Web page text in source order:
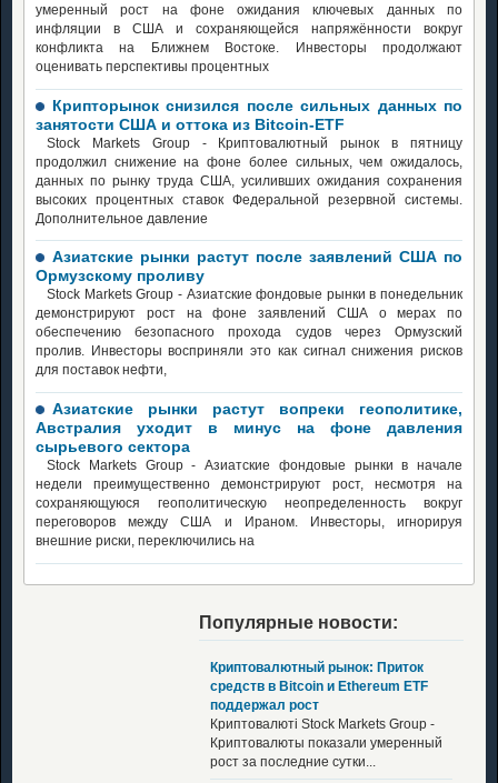
умеренный рост на фоне ожидания ключевых данных по
инфляции в США и сохраняющейся напряжённости вокруг
конфликта на Ближнем Востоке. Инвесторы продолжают
оценивать перспективы процентных
Крипторынок снизился после сильных данных по
занятости США и оттока из Bitcoin-ETF
Stock Markets Group - Криптовалютный рынок в пятницу
продолжил снижение на фоне более сильных, чем ожидалось,
данных по рынку труда США, усиливших ожидания сохранения
высоких процентных ставок Федеральной резервной системы.
Дополнительное давление
Азиатские рынки растут после заявлений США по
Ормузскому проливу
Stock Markets Group - Азиатские фондовые рынки в понедельник
демонстрируют рост на фоне заявлений США о мерах по
обеспечению безопасного прохода судов через Ормузский
пролив. Инвесторы восприняли это как сигнал снижения рисков
для поставок нефти,
Азиатские рынки растут вопреки геополитике,
Австралия уходит в минус на фоне давления
сырьевого сектора
Stock Markets Group - Азиатские фондовые рынки в начале
недели преимущественно демонстрируют рост, несмотря на
сохраняющуюся геополитическую неопределенность вокруг
переговоров между США и Ираном. Инвесторы, игнорируя
внешние риски, переключились на
Популярные новости:
Криптовалютный рынок: Приток
средств в Bitcoin и Ethereum ETF
поддержал рост
Криптовалюті Stock Markets Group -
Криптовалюты показали умеренный
рост за последние сутки...